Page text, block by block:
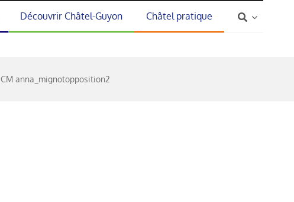
Découvrir Châtel-Guyon Châtel pratique
CM anna_mignotopposition2